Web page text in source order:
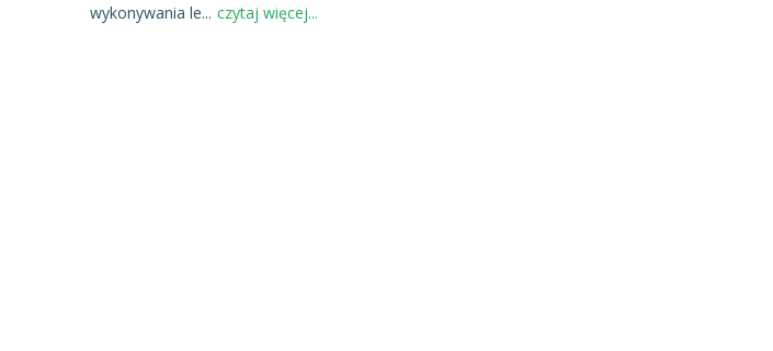
wykonywania le... czytaj więcej...